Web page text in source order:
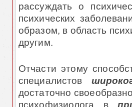
рассуждать о
психических
образом, в область
другим.
Отчасти этому
специалистов
достаточно
психофизиолога в